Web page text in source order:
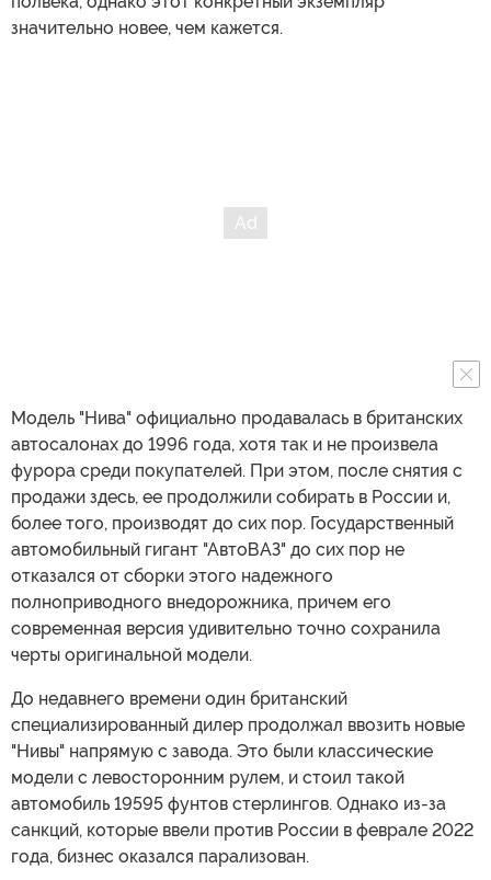
значительно новее, чем кажется.
Модель "Нива" официально продавалась в британских
автосалонах до 1996 года, хотя так и не произвела
фурора среди покупателей. При этом, после снятия с
продажи здесь, ее продолжили собирать в России и,
более того, производят до сих пор. Государственный
автомобильный гигант "АвтоВАЗ" до сих пор не
отказался от сборки этого надежного
полноприводного внедорожника, причем его
современная версия удивительно точно сохранила
черты оригинальной модели.
До недавнего времени один британский
специализированный дилер продолжал ввозить новые
"Нивы" напрямую с завода. Это были классические
модели с левосторонним рулем, и стоил такой
автомобиль 19595 фунтов стерлингов. Однако из-за
санкций, которые ввели против России в феврале 2022
года, бизнес оказался парализован.